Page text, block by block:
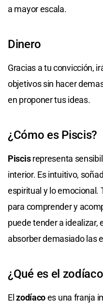
a mayor escala.
Dinero
Gracias a tu convicción,
objetivos sin hacer
en proponer tus ideas.
¿Cómo es Piscis?
Piscisrepresenta
interior. Es intuitivo,
espiritual y lo emocional.
para comprender y
puede tender a idealizar,
absorber demasiado las
¿Qué es el
Elzodíacoes una franja